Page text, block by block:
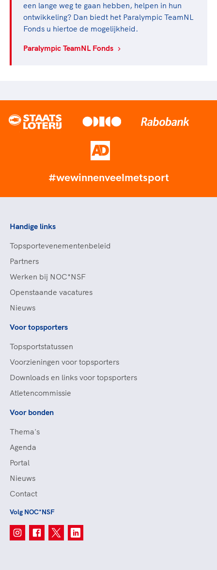
een lange weg te gaan hebben, helpen in hun
ontwikkeling? Dan biedt het Paralympic TeamNL
Fonds u hiertoe de mogelijkheid.
Paralympic TeamNL Fonds
#wewinnenveelmetsport
Handige links
Topsportevenementenbeleid
Partners
Werken bij NOC*NSF
Openstaande vacatures
Nieuws
Voor topsporters
Topsportstatussen
Voorzieningen voor topsporters
Downloads en links voor topsporters
Atletencommissie
Voor bonden
Thema's
Agenda
Portal
Nieuws
Contact
Volg NOC*NSF